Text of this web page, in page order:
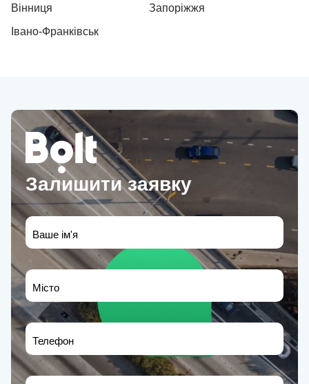
Вінниця
Запоріжжя
Івано-Франківськ
Залишити заявку
Ваше ім'я
Місто
Телефон